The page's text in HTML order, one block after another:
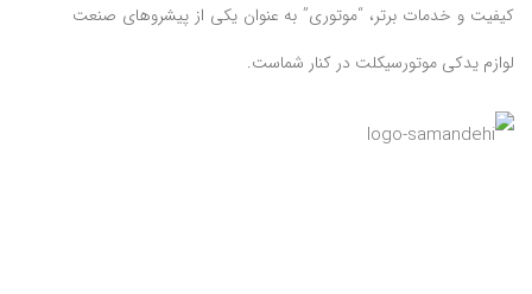
کیفیت و خدمات برتر، “موتوری” به عنوان یکی از پیشروهای صنعت
لوازم یدکی موتورسیکلت در کنار شماست.